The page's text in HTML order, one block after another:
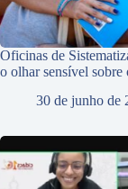
Oficinas de
o olhar sensível sobre
30 de junho de